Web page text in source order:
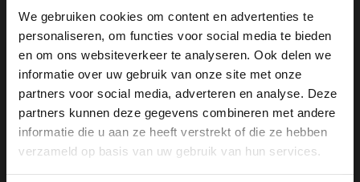
We gebruiken cookies om content en advertenties te
personaliseren, om functies voor social media te bieden
en om ons websiteverkeer te analyseren. Ook delen we
informatie over uw gebruik van onze site met onze
partners voor social media, adverteren en analyse. Deze
partners kunnen deze gegevens combineren met andere
informatie die u aan ze heeft verstrekt of die ze hebben
verzameld op basis van uw gebruik van hun services.
Burgundy leren sneakers met suède
details van No stress. De sneakers
hebben een bruine zool van 3 cm en een
goudkleurig detail op de hak. We
adviseren als bescherming en verzorging
de Collonil Carbon pro.
×
View this website in English?
It looks like your language isn't Dutch. Would
you like to switch to English?